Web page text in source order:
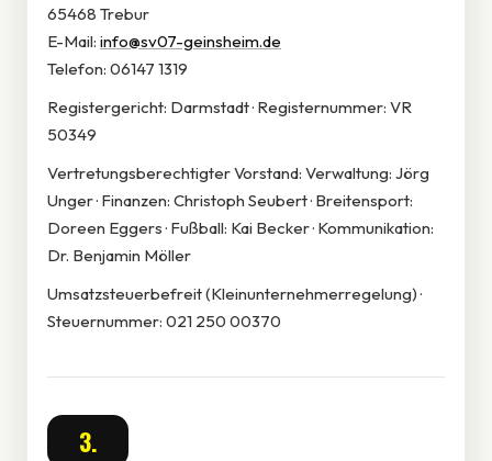
65468 Trebur
E-Mail: info@sv07-geinsheim.de
Telefon: 06147 1319
Registergericht: Darmstadt · Registernummer: VR
50349
Vertretungsberechtigter Vorstand: Verwaltung: Jörg
Unger · Finanzen: Christoph Seubert · Breitensport:
Doreen Eggers · Fußball: Kai Becker · Kommunikation:
Dr. Benjamin Möller
Umsatzsteuerbefreit (Kleinunternehmerregelung) ·
Steuernummer: 021 250 00370
3.